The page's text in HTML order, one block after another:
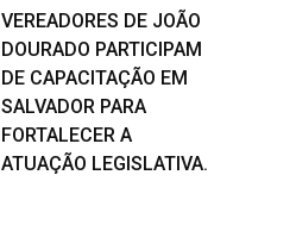
VEREADORES DE JOÃO
DOURADO PARTICIPAM
DE CAPACITAÇÃO EM
SALVADOR PARA
FORTALECER A
ATUAÇÃO LEGISLATIVA.